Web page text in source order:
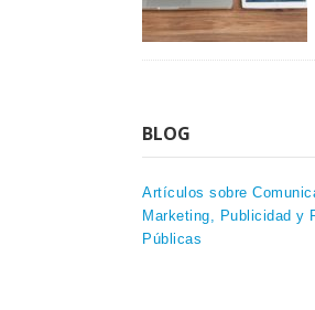
BLOG
Artículos sobre
Marketing, Publicidad y
Públicas